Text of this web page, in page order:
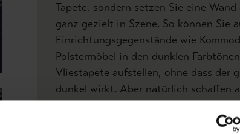
Tapete, sondern setzen Sie eine Wand
ganz gezielt in Szene. So können Sie
Einrichtungsgegenstände wie
Polstermöbel in den dunklen
Vliestapete aufstellen, ohne dass der
dunkel wirkt. Aber natürlich schaffen
kontrastierende helle Möbel und
kommunikative Stimmung zwischen